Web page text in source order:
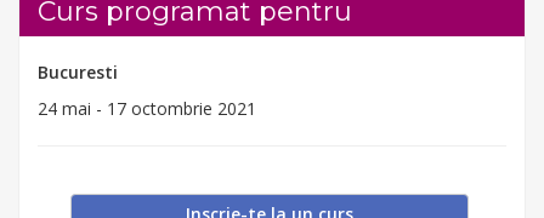
Curs programat pentru
Bucuresti
24 mai - 17 octombrie 2021